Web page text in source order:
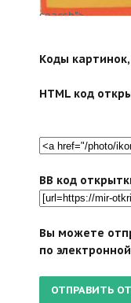
search">
Коды
HTML код
BB код
Вы можете
по